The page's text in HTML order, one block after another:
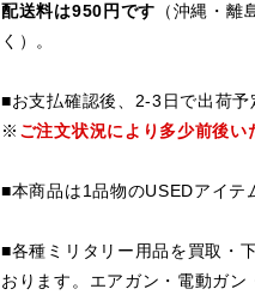
配送料は950円です （沖縄・離
く）。
■お支払確認後、2-3日で出荷予
※ ご注文状況により多少前後い
■本商品は1品物のUSEDアイテ
■各種ミリタリー用品を買取・
おります。エアガン・電動ガン